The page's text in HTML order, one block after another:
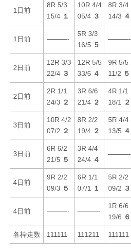
1日前
8R 5/3
15/4 １
10R 4/4
05/4 ３
8R 3/4
14/3 ４
1日前 ———-
5R 3/3
16/5 ５
———-
2日前
12R 3/3
22/4 ３
12R 5/5
33/6 ４
9R 5/5
11/2 ５
2日前
2R 1/1
24/3 ２
3R 6/6
21/4 ２
4R 1/1
18/1
２
3日前
10R 4/2
07/2 ２
8R 2/2
19/4 ２
5R 4/4
13/5 ４
3日前
6R 6/2
21/5 ５
3R 4/4
24/4 ４
———-
4日前
9R 2/2
09/3 ５
6R 1/1
07/1
１
5R 2/2
09/2 ３
4日前 ———- ———-
1R 6/6
19/6 ６
各枠走数 111111 111211 111111